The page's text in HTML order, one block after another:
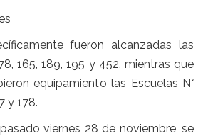
fueron alcanzadas las
165, 189, 195 y 452, mientras que
equipamiento las Escuelas N°
y 178.
viernes 28 de noviembre, se